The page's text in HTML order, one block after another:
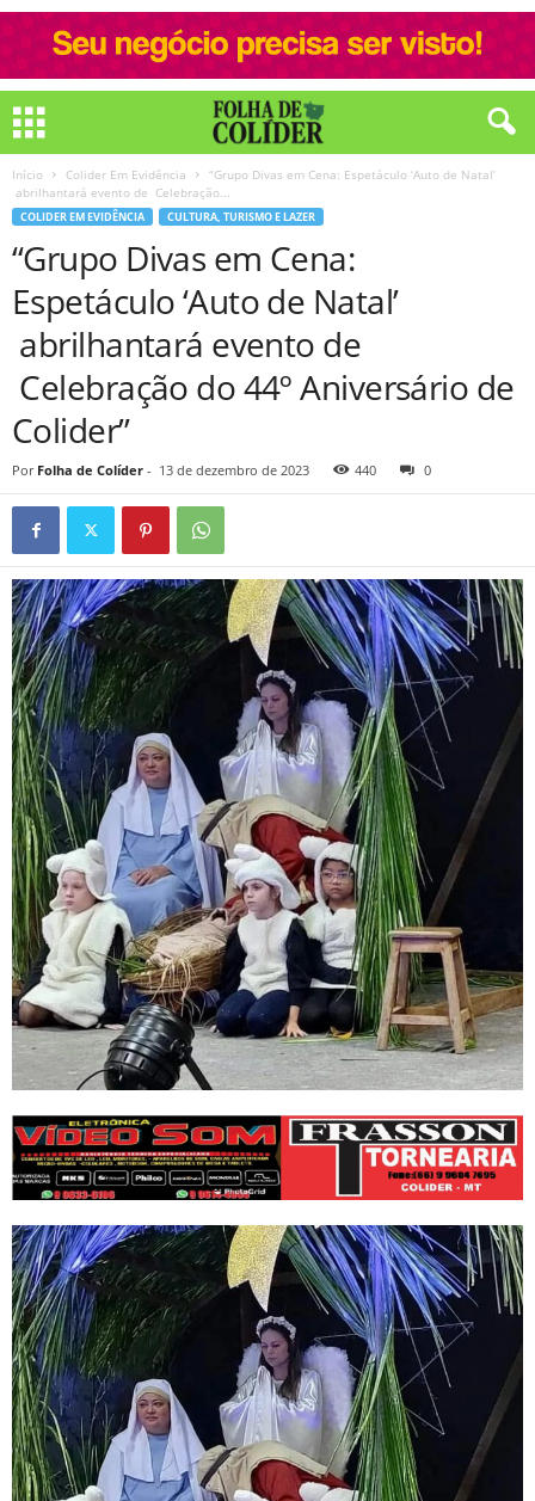
Início Colider Em Evidência
“Grupo Divas em Cena: Espetáculo ‘Auto de Natal’
abrilhantará evento de Celebração...
COLIDER EM EVIDÊNCIA CULTURA, TURISMO E LAZER
“Grupo Divas em Cena:
Espetáculo ‘Auto de Natal’
abrilhantará evento de
Celebração do 44º Aniversário de
Colider”
Por Folha de Colíder - 13 de dezembro de 2023 440 0